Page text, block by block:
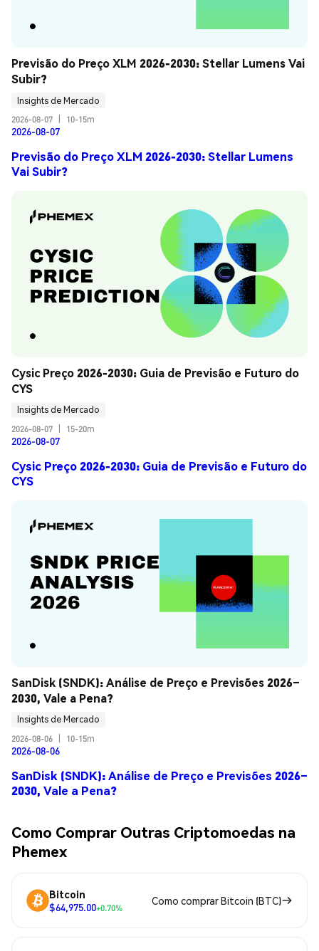
Previsão do Preço XLM 2026-2030: Stellar Lumens Vai
Subir?
Insights de Mercado
2026-08-07
10-15m
2026-08-07
Previsão do Preço XLM 2026-2030: Stellar Lumens
Vai Subir?
Cysic Preço 2026-2030: Guia de Previsão e Futuro do
CYS
Insights de Mercado
2026-08-07
15-20m
2026-08-07
Cysic Preço 2026-2030: Guia de Previsão e Futuro do
CYS
SanDisk (SNDK): Análise de Preço e Previsões 2026–
2030, Vale a Pena?
Insights de Mercado
2026-08-06
10-15m
2026-08-06
SanDisk (SNDK): Análise de Preço e Previsões 2026–
2030, Vale a Pena?
Como Comprar Outras Criptomoedas na
Phemex
Bitcoin
$64,975.00+0.70%
Como comprar Bitcoin (BTC)